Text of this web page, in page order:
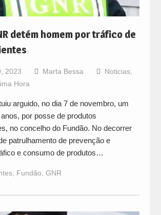
detém homem por tráfico de
2023 Marta Bessa Noticias,
Hora
arguido, no dia 7 de novembro, um
por posse de produtos
no concelho do Fundão. No decorrer
patrulhamento de prevenção e
e consumo de produtos…
, Fundão GNR